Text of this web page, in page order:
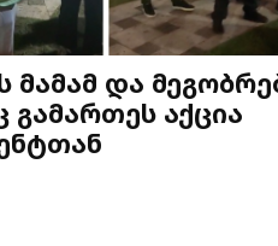
მამამ და
გამართეს აქცია